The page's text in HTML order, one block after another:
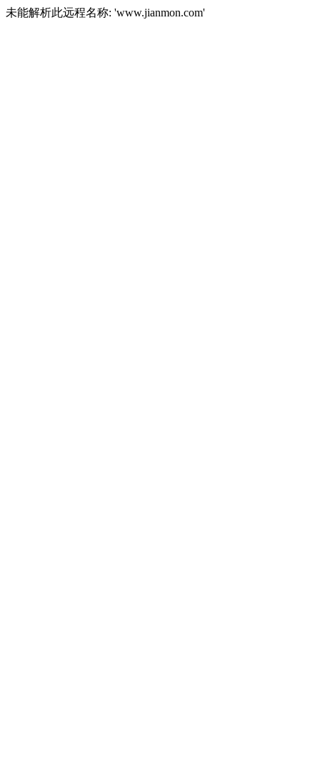
未能解析此远程名称: 'www.jianmon.com'